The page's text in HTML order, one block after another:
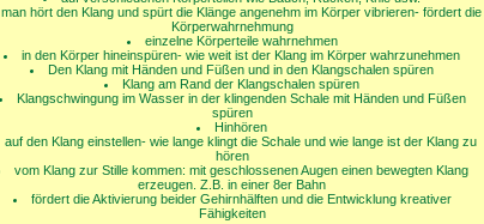
man hört den Klang und spürt die Klänge angenehm im Körper vibrieren- fördert die
Körperwahrnehmung
einzelne Körperteile wahrnehmen
in den Körper hineinspüren- wie weit ist der Klang im Körper wahrzunehmen
Den Klang mit Händen und Füßen und in den Klangschalen spüren
Klang am Rand der Klangschalen spüren
Klangschwingung im Wasser in der klingenden Schale mit Händen und Füßen
spüren
Hinhören
auf den Klang einstellen- wie lange klingt die Schale und wie lange ist der Klang zu
hören
vom Klang zur Stille kommen: mit geschlossenen Augen einen bewegten Klang
erzeugen. Z.B. in einer 8er Bahn
fördert die Aktivierung beider Gehirnhälften und die Entwicklung kreativer
Fähigkeiten